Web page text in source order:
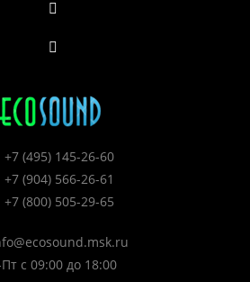
+7 (495) 145-26-60
+7 (904) 566-26-61
+7 (800) 505-29-65
с 09:00 до 18:00